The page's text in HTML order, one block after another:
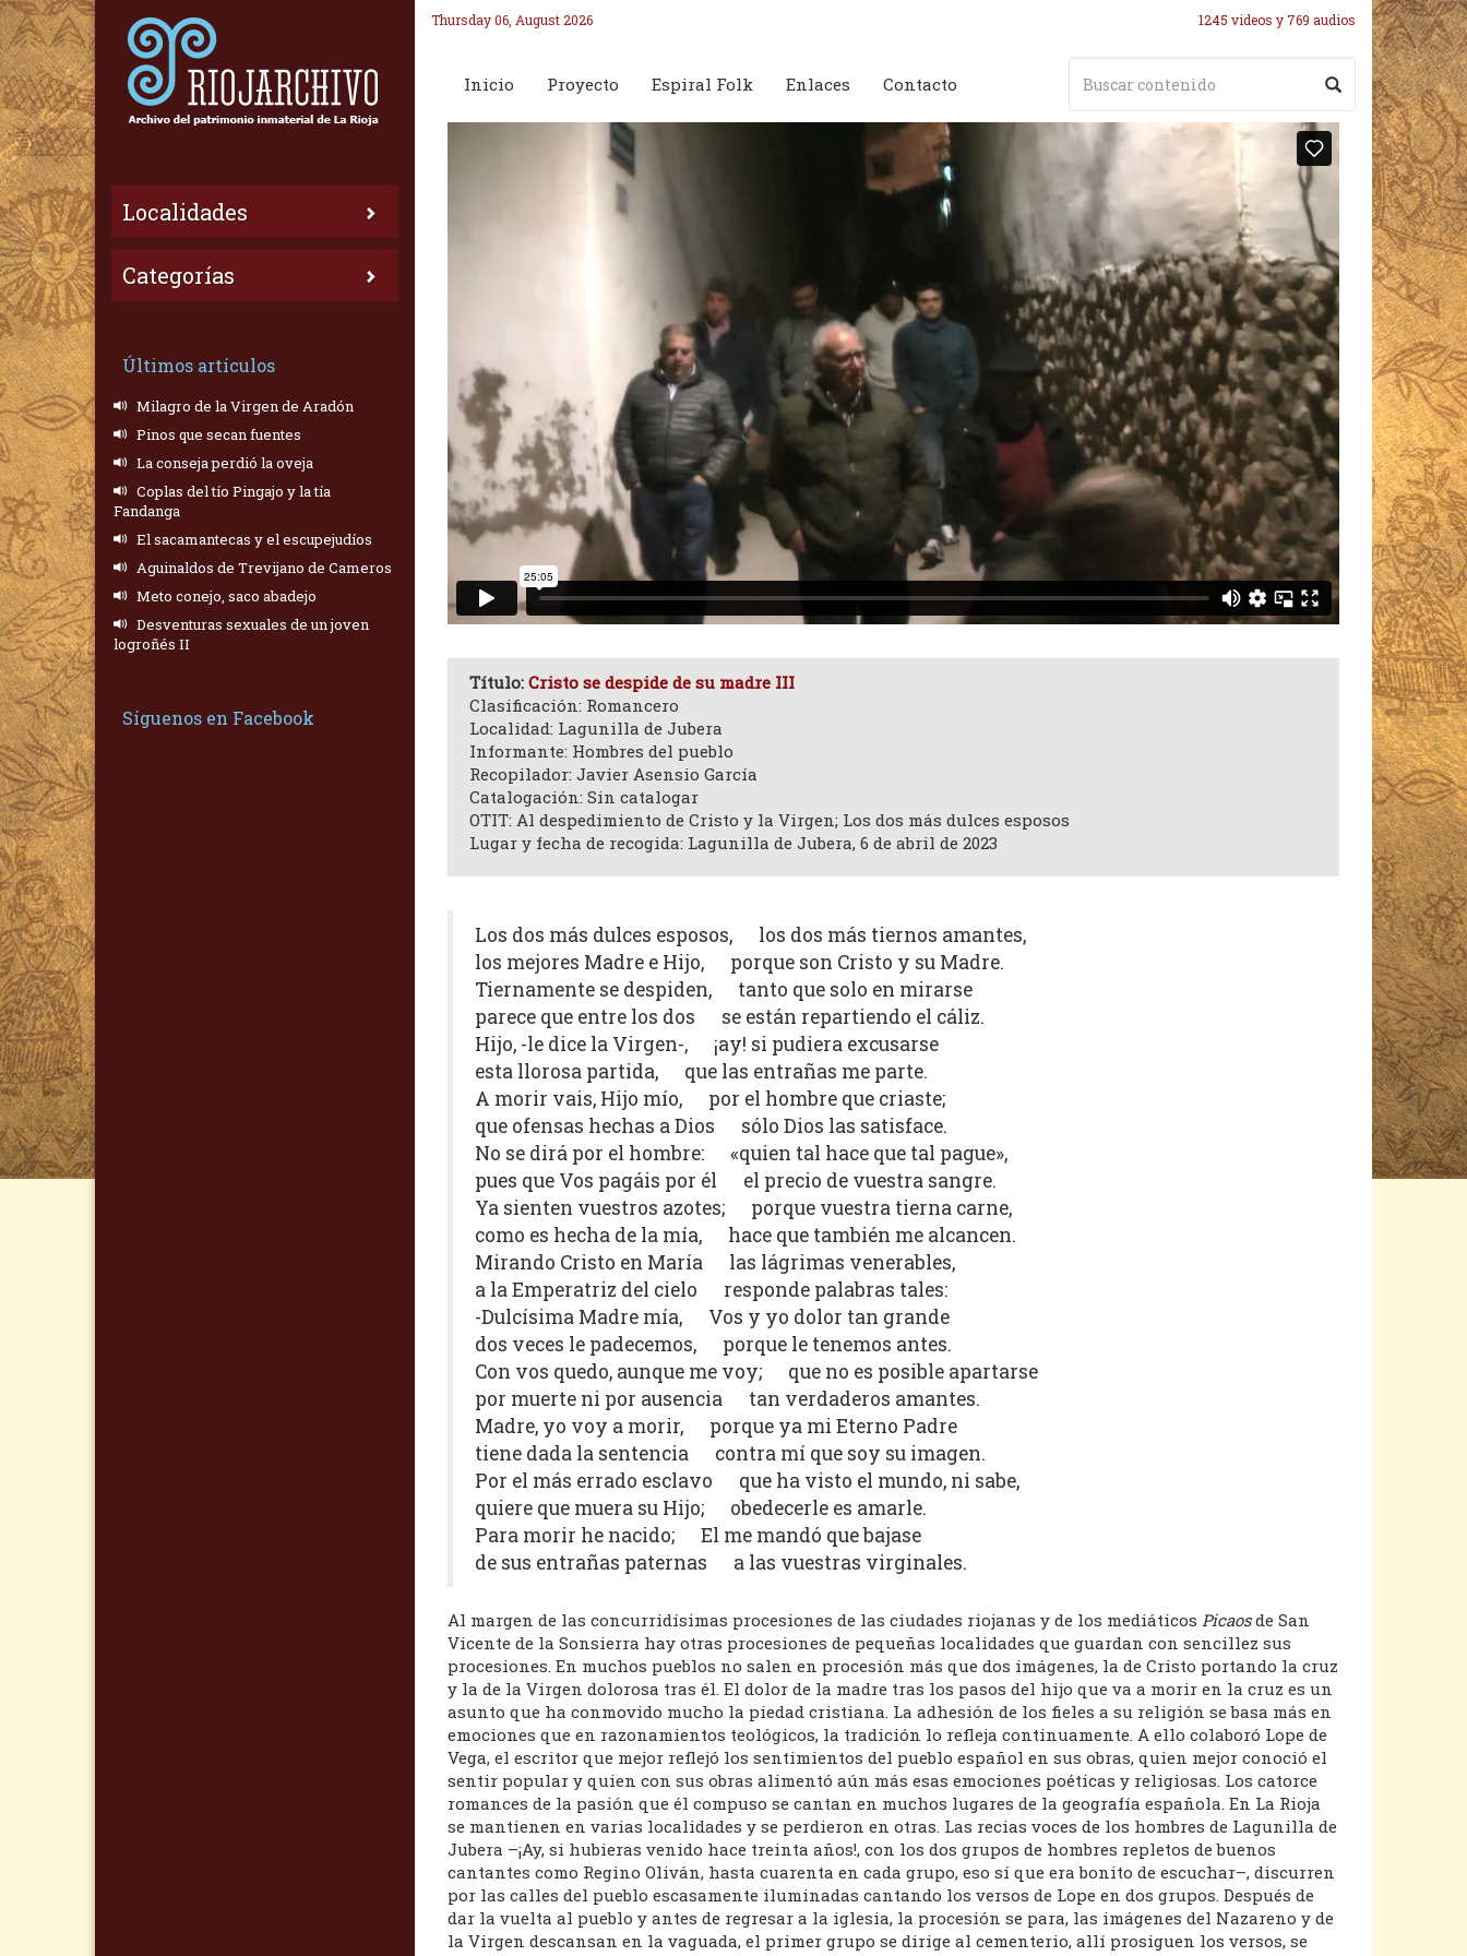
Localidades
Categorías
Últimos artículos
Milagro de la Virgen de Aradón
Pinos que secan fuentes
La conseja perdió la oveja
Coplas del tío Pingajo y la tía
Fandanga
El sacamantecas y el escupejudíos
Aguinaldos de Trevijano de Cameros
Meto conejo, saco abadejo
Desventuras sexuales de un joven
logroñés II
Síguenos en Facebook
Thursday 06, August 2026 1245 videos y 769 audios
Inicio Proyecto Espiral Folk Enlaces Contacto
Título: Cristo se despide de su madre III
Clasificación: Romancero
Localidad: Lagunilla de Jubera
Informante: Hombres del pueblo
Recopilador: Javier Asensio García
Catalogación: Sin catalogar
OTIT: Al despedimiento de Cristo y la Virgen; Los dos más dulces esposos
Lugar y fecha de recogida: Lagunilla de Jubera, 6 de abril de 2023
Los dos más dulces esposos, los dos más tiernos amantes,
los mejores Madre e Hijo, porque son Cristo y su Madre.
Tiernamente se despiden, tanto que solo en mirarse
parece que entre los dos se están repartiendo el cáliz.
Hijo, -le dice la Virgen-, ¡ay! si pudiera excusarse
esta llorosa partida, que las entrañas me parte.
A morir vais, Hijo mío, por el hombre que criaste;
que ofensas hechas a Dios sólo Dios las satisface.
No se dirá por el hombre: «quien tal hace que tal pague»,
pues que Vos pagáis por él el precio de vuestra sangre.
Ya sienten vuestros azotes; porque vuestra tierna carne,
como es hecha de la mía, hace que también me alcancen.
Mirando Cristo en María las lágrimas venerables,
a la Emperatriz del cielo responde palabras tales:
-Dulcísima Madre mía, Vos y yo dolor tan grande
dos veces le padecemos, porque le tenemos antes.
Con vos quedo, aunque me voy; que no es posible apartarse
por muerte ni por ausencia tan verdaderos amantes.
Madre, yo voy a morir, porque ya mi Eterno Padre
tiene dada la sentencia contra mí que soy su imagen.
Por el más errado esclavo que ha visto el mundo, ni sabe,
quiere que muera su Hijo; obedecerle es amarle.
Para morir he nacido; El me mandó que bajase
de sus entrañas paternas a las vuestras virginales.
Al margen de las concurridísimas procesiones de las ciudades riojanas y de los mediáticos Picaosde San
Vicente de la Sonsierra hay otras procesiones de pequeñas localidades que guardan con sencillez sus
procesiones. En muchos pueblos no salen en procesión más que dos imágenes, la de Cristo portando la cruz
y la de la Virgen dolorosa tras él. El dolor de la madre tras los pasos del hijo que va a morir en la cruz es un
asunto que ha conmovido mucho la piedad cristiana. La adhesión de los fieles a su religión se basa más en
emociones que en razonamientos teológicos, la tradición lo refleja continuamente. A ello colaboró Lope de
Vega, el escritor que mejor reflejó los sentimientos del pueblo español en sus obras, quien mejor conoció el
sentir popular y quien con sus obras alimentó aún más esas emociones poéticas y religiosas. Los catorce
romances de la pasión que él compuso se cantan en muchos lugares de la geografía española. En La Rioja
se mantienen en varias localidades y se perdieron en otras. Las recias voces de los hombres de Lagunilla de
Jubera –¡Ay, si hubieras venido hace treinta años!, con los dos grupos de hombres repletos de buenos
cantantes como Regino Oliván, hasta cuarenta en cada grupo, eso sí que era bonito de escuchar–, discurren
por las calles del pueblo escasamente iluminadas cantando los versos de Lope en dos grupos. Después de
dar la vuelta al pueblo y antes de regresar a la iglesia, la procesión se para, las imágenes del Nazareno y de
la Virgen descansan en la vaguada, el primer grupo se dirige al cementerio, allí prosiguen los versos, se